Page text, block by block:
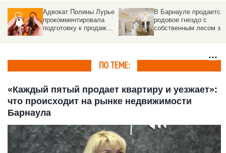
Адвокат Полины Лурье
прокомментировала
подготовку к продаже
В Барнауле продается
родовое гнездо с
собственным лесом за
ПО ТЕМЕ:
«Каждый пятый продает квартиру и уезжает»:
что происходит на рынке недвижимости
Барнаула